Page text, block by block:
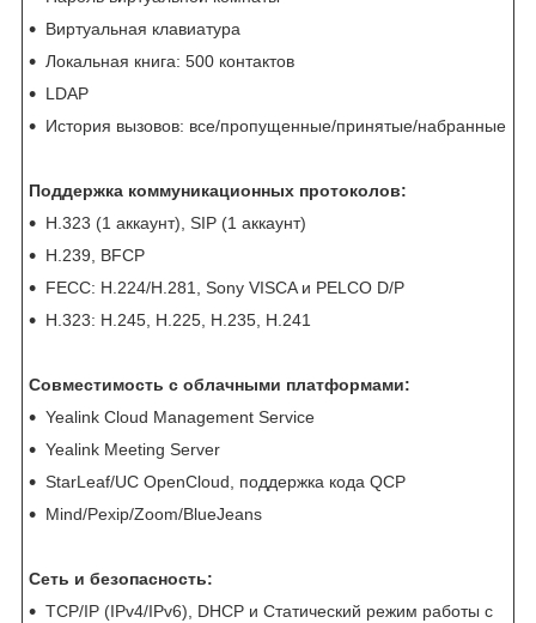
Виртуальная клавиатура
Локальная книга: 500 контактов
LDAP
История вызовов: все/пропущенные/принятые/набранные
Поддержка коммуникационных протоколов:
H.323 (1 аккаунт), SIP (1 аккаунт)
H.239, BFCP
FECC: H.224/H.281, Sony VISCA и PELCO D/P
H.323: H.245, H.225, H.235, H.241
Совместимость с облачными платформами:
Yealink Cloud Management Service
Yealink Meeting Server
StarLeaf/UC OpenCloud, поддержка кода QCP
Mind/Pexip/Zoom/BlueJeans
Сеть и безопасность:
TCP/IP (IPv4/IPv6), DHCP и Статический режим работы с